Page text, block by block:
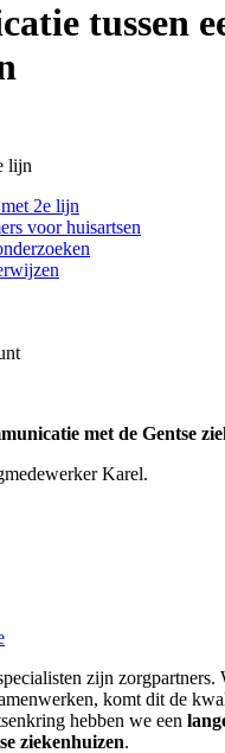
tussen
lijn
2e lijn
voor huisartsen
met de Gentse
Karel.
zijn zorgpartners.
komt dit de
hebben we een
ziekenhuizen.